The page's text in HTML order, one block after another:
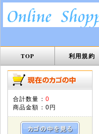
TOP 利用規約
合計数量： 0
商品金額： 0円